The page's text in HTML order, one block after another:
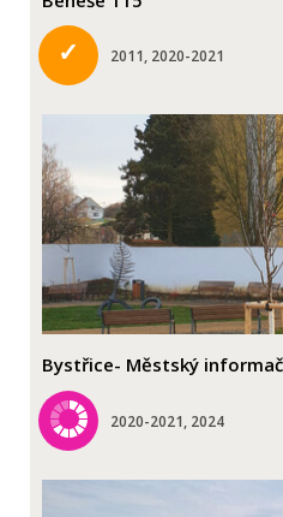
✓ 2011, 2020-2021
Bystřice- Městský
2020-2021, 2024